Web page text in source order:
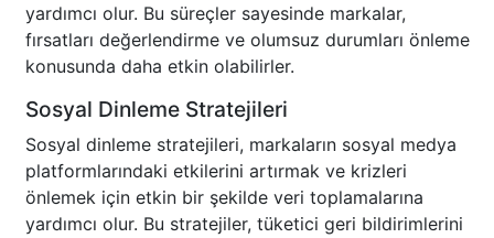
yardımcı olur. Bu süreçler sayesinde markalar,
fırsatları değerlendirme ve olumsuz durumları önleme
konusunda daha etkin olabilirler.
Sosyal Dinleme Stratejileri
Sosyal dinleme stratejileri, markaların sosyal medya
platformlarındaki etkilerini artırmak ve krizleri
önlemek için etkin bir şekilde veri toplamalarına
yardımcı olur. Bu stratejiler, tüketici geri bildirimlerini